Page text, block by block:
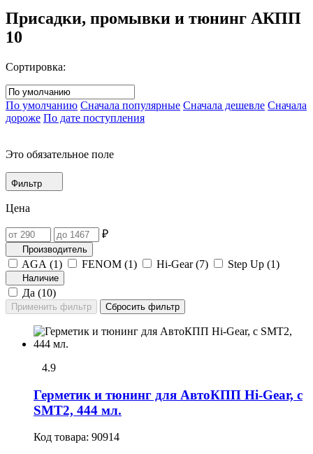
Присадки, промывки и тюнинг АКПП
10
Сортировка:
По умолчанию Сначала популярные Сначала дешевле Сначала
дороже По дате поступления
Это обязательное поле
Фильтр
Цена
₽
Производитель
AGA (1) FENOM (1) Hi-Gear (7) Step Up (1)
Наличие
Да (10)
4.9
Герметик и тюнинг для АвтоКПП Hi-Gear, с
SMT2, 444 мл.
Код товара: 90914